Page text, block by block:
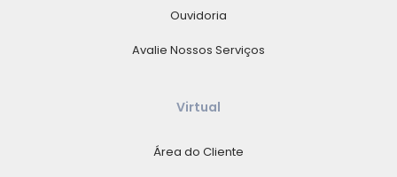
Ouvidoria
Avalie Nossos Serviços
Virtual
Área do Cliente